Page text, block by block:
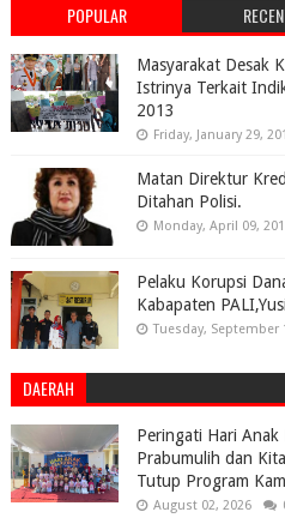
POPULAR
Masyarakat Desak
Istrinya Terkait
2013
Friday, January 29,
Matan Direktur
Ditahan Polisi.
Monday, April 09,
Pelaku Korupsi
Kabapaten
Tuesday, September
DAERAH
Peringati Hari Anak
Prabumulih dan
Tutup Program
August 02, 2026